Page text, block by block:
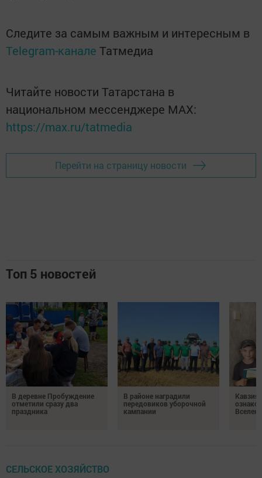
Следите за самым важным и интересным в
Telegram-канале Татмедиа
Читайте новости Татарстана в
национальном мессенджере MАХ:
https://max.ru/tatmedia
Перейти на страницу новости
Топ 5 новостей
В деревне Пробуждение
отметили сразу два
праздника
В районе наградили
передовиков уборочной
кампании
СЕЛЬСКОЕ ХОЗЯЙСТВО